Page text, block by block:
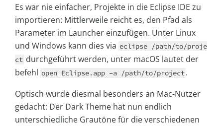
Es war nie einfacher, Projekte in die Eclipse IDE zu
importieren: Mittlerweile reicht es, den Pfad als
Parameter im Launcher einzufügen. Unter Linux
und Windows kann dies via eclipse /path/to/proje
ct durchgeführt werden, unter macOS lautet der
befehl open Eclipse.app –a /path/to/project.
Optisch wurde diesmal besonders an Mac-Nutzer
gedacht: Der Dark Theme hat nun endlich
unterschiedliche Grautöne für die verschiedenen